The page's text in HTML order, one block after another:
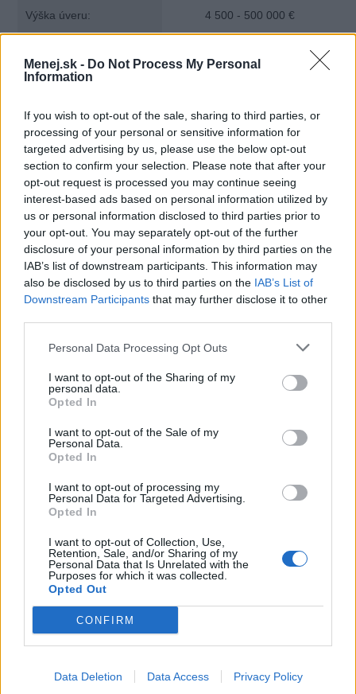
Menej.sk - Do Not Process My Personal
Information
If you wish to opt-out of the sale, sharing to third parties, or
processing of your personal or sensitive information for
targeted advertising by us, please use the below opt-out
section to confirm your selection. Please note that after your
opt-out request is processed you may continue seeing
interest-based ads based on personal information utilized by
us or personal information disclosed to third parties prior to
your opt-out. You may separately opt-out of the further
disclosure of your personal information by third parties on the
IAB’s list of downstream participants. This information may
also be disclosed by us to third parties on the IAB’s List of
Downstream Participants that may further disclose it to other
Personal Data Processing Opt Outs
I want to opt-out of the Sharing of my
personal data.
Opted In
I want to opt-out of the Sale of my
Personal Data.
Opted In
I want to opt-out of processing my
Personal Data for Targeted Advertising.
Opted In
I want to opt-out of Collection, Use,
Retention, Sale, and/or Sharing of my
Personal Data that Is Unrelated with the
Purposes for which it was collected.
Opted Out
CONFIRM
Data Deletion Data Access Privacy Policy
Výška úveru: 4 500 - 500 000 €
Poznámky:
Účelová hypotéka bez poistenia úveru.
- splatnosť až do 30 rokov,
- až do 100 % hodnoty založenej nehnuteľnosti,
- možnosť realizovať mimoriadne splátky bez
Uvedená výška úroku sa môže zmeniť v závislosti